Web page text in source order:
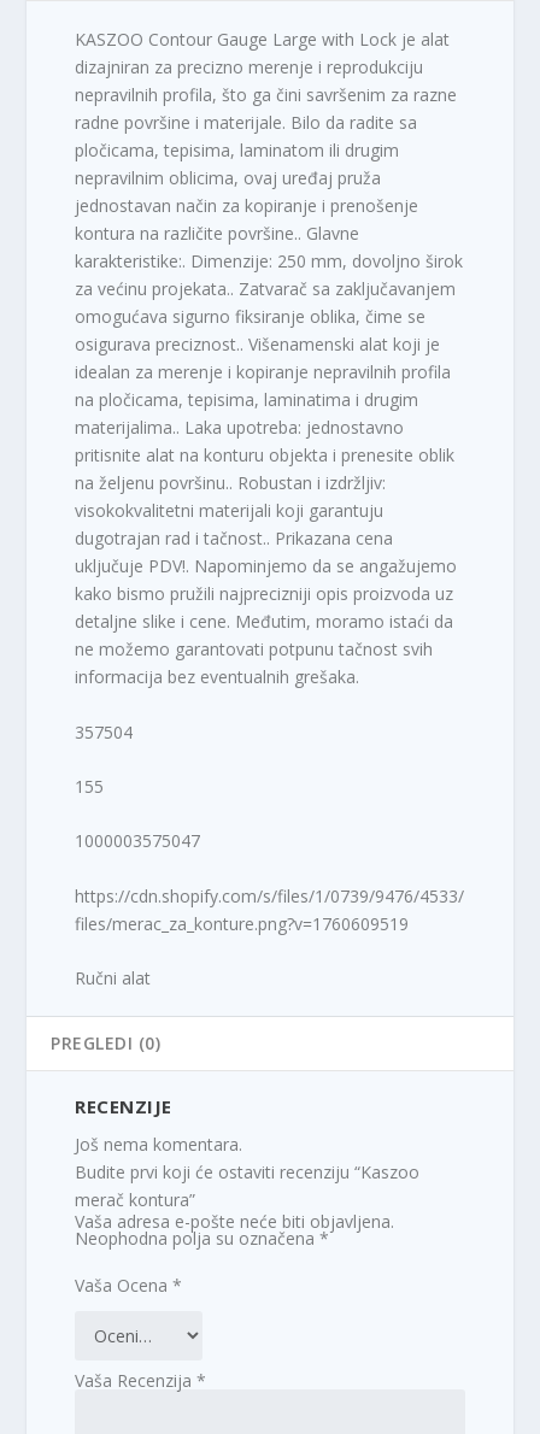
KASZOO Contour Gauge Large with Lock je alat
dizajniran za precizno merenje i reprodukciju
nepravilnih profila, što ga čini savršenim za razne
radne površine i materijale. Bilo da radite sa
pločicama, tepisima, laminatom ili drugim
nepravilnim oblicima, ovaj uređaj pruža
jednostavan način za kopiranje i prenošenje
kontura na različite površine.. Glavne
karakteristike:. Dimenzije: 250 mm, dovoljno širok
za većinu projekata.. Zatvarač sa zaključavanjem
omogućava sigurno fiksiranje oblika, čime se
osigurava preciznost.. Višenamenski alat koji je
idealan za merenje i kopiranje nepravilnih profila
na pločicama, tepisima, laminatima i drugim
materijalima.. Laka upotreba: jednostavno
pritisnite alat na konturu objekta i prenesite oblik
na željenu površinu.. Robustan i izdržljiv:
visokokvalitetni materijali koji garantuju
dugotrajan rad i tačnost.. Prikazana cena
uključuje PDV!. Napominjemo da se angažujemo
kako bismo pružili najprecizniji opis proizvoda uz
detaljne slike i cene. Međutim, moramo istaći da
ne možemo garantovati potpunu tačnost svih
informacija bez eventualnih grešaka.
357504
155
1000003575047
https://cdn.shopify.com/s/files/1/0739/9476/4533/
files/merac_za_konture.png?v=1760609519
Ručni alat
PREGLEDI (0)
RECENZIJE
Još nema komentara.
Budite prvi koji će ostaviti recenziju “Kaszoo
merač kontura”
Vaša adresa e-pošte neće biti objavljena.
Neophodna polja su označena*
Vaša Ocena*
Vaša Recenzija*